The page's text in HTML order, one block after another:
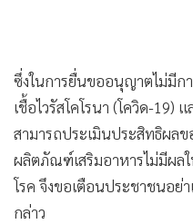
• Motoring
• เกม
• วิทยาศาสตร์
• SMEs
• หุ้น
• อินโดจีน
ซึ่งในการยื่นขออนุญาตไม่มีก
เชื้อไวรัสโคโรนา (โควิด-19)
สามารถประเมินประสิทธิผล
ผลิตภัณฑ์เสริมอาหารไม่มีผล
โรค จึงขอเตือนประชาชนอ
กล่าว